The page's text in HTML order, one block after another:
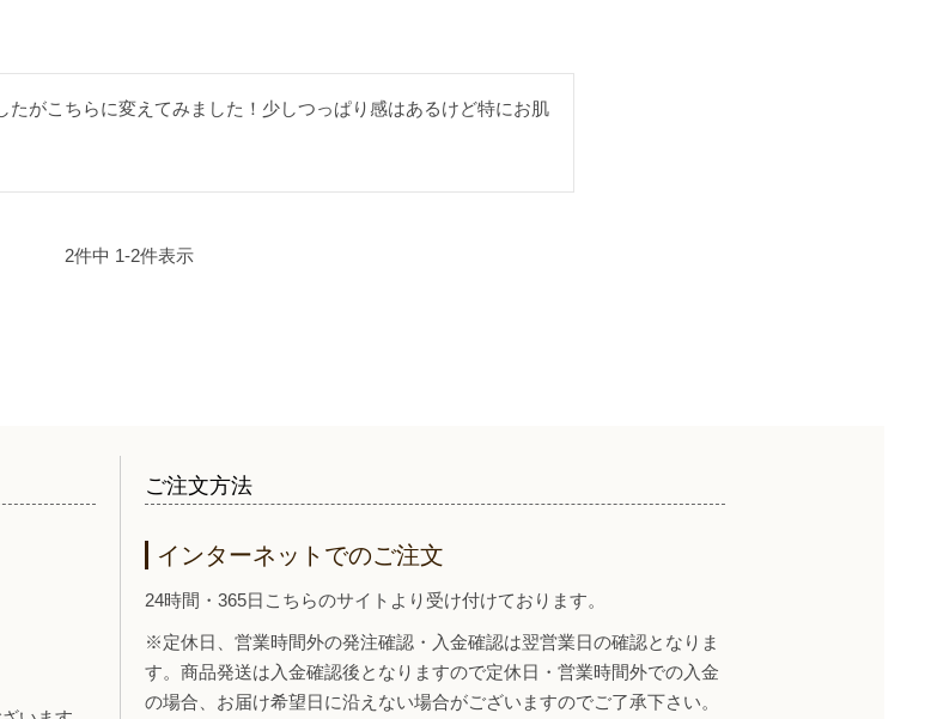
がこちらに変えてみました！少しつっぱり感はあるけど特にお肌
2件中 1-2件表示
ご注文方法
インターネットでのご注文
24時間・365日こちらのサイトより受け付けております。
※定休日、営業時間外の発注確認・入金確認は翌営業日の確認となりま
す。商品発送は入金確認後となりますので定休日・営業時間外での入金
の場合、お届け希望日に沿えない場合がございますのでご了承下さい。